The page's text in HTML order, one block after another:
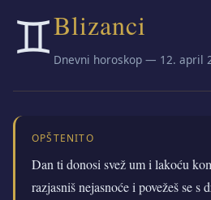
♊Blizanci
Dnevni horoskop — 12. april
OPŠTENITO
Dan ti donosi svež um i lakoću
razjasniš nejasnoće i povežeš se s